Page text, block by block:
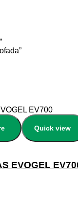
Quick view
EVOGEL